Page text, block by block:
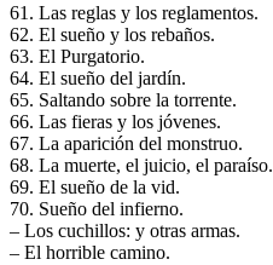
61. Las reglas y los reglamentos.
62. El sueño y los rebaños.
63. El Purgatorio.
64. El sueño del jardín.
65. Saltando sobre la torrente.
66. Las fieras y los jóvenes.
67. La aparición del monstruo.
68. La muerte, el juicio, el paraíso.
69. El sueño de la vid.
70. Sueño del infierno.
– Los cuchillos: y otras armas.
– El horrible camino.